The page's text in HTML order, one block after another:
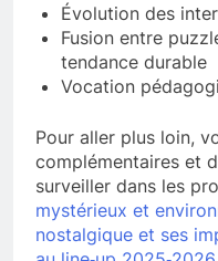
Évolution des
Fusion entre
tendance durable
Vocation
Pour aller plus loin,
complémentaires et
surveiller dans les
mystérieux et
nostalgique et ses